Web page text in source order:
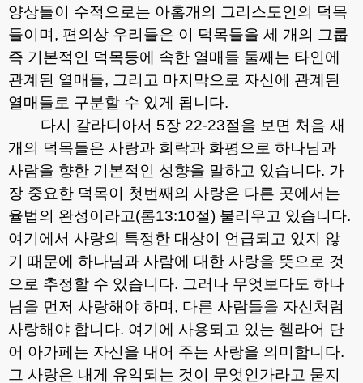
양상들이 수적으로는 아홉개의 그리스도인의 덕목
들이며 , 편의상 우리들은 이 덕목들을 세 개의 그룹
즉 기본적인 덕목등에 속한 열매들 둘째는 타인에
관계된 열매들, 그리고 마지막으로 자신에 관계된
열매들로 구분할 수 있게 됩니다.
다시 갈라디아서 5장 22-23절을 보면 처음 새
개의 덕목들은 사랑과 희락과 화평으로 하나님과
사람을 향한 기본적인 성향을 말하고 있습니다. 가
장 중요한 덕목이 첫번째의 사랑은 다른 곳에서는
율법의 완성이라고(롬13:10절) 불리우고 있습니다.
여기에서 사랑의 특정한 대상이 언급되고 있지 않
기 때문에 하나님과 사람에 대한 사랑을 뜻으로 것
으로 추정할 수 있습니다. 그러나 무엇보다도 하나
님을 먼저 사랑해야 하며 , 다른 사람들을 자신처럼
사랑해야 합니다. 여기에 사용되고 있는 헬라어 단
어 아가페는 자신을 내어 주는 사랑을 의미합니다.
그 사랑은 내게 유익되는 것이 무엇인가라고 묻지